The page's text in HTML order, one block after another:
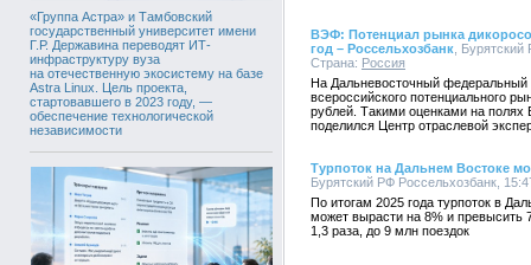
«Группа Астра» и Тамбовский
государственный университет имени
Г.Р. Державина переводят ИТ-
инфраструктуру вуза
на отечественную экосистему на базе
Astra Linux. Цель проекта,
стартовавшего в 2023 году, —
обеспечение технологической
независимости
ВЭФ: Потенциал рынка
год – Россельхозбанк ,
Страна: Россия
На Дальневосточный федеральный
всероссийского потенциального
рублей. Такими оценками на полях
поделился Центр отраслевой
Турпоток на Дальнем Востоке
Бурятский РФ Россельхозбанк,
По итогам 2025 года турпоток в
может вырасти на 8% и превысить
1,3 раза, до 9 млн поездок